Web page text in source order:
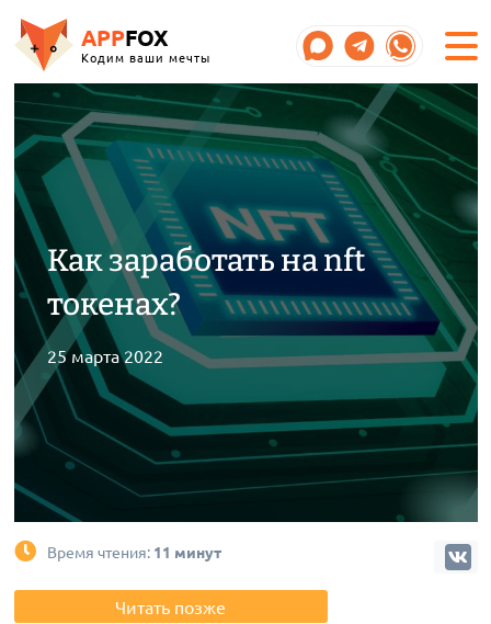
APPFOX
Кодим ваши мечты
Как заработать на nft
токенах?
25 марта 2022
Время чтения: 11 минут
Читать позже